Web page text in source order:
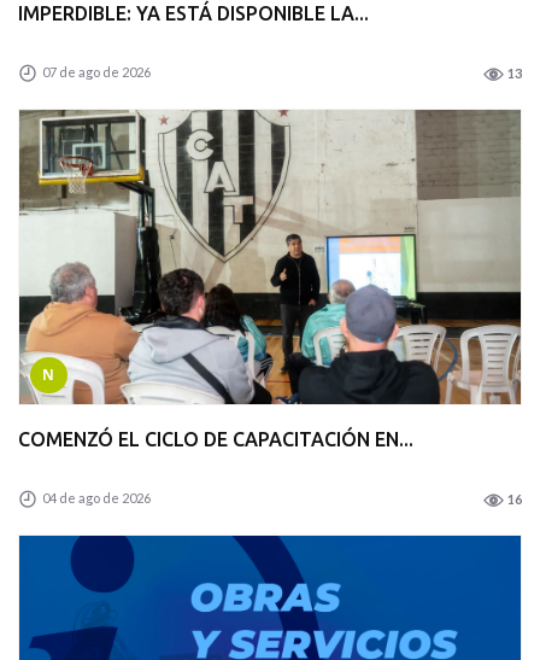
IMPERDIBLE: YA ESTÁ DISPONIBLE LA...
07 de ago de 2026 13
N
COMENZÓ EL CICLO DE CAPACITACIÓN EN...
04 de ago de 2026 16